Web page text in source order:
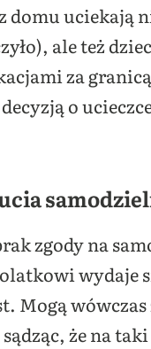
domu uciekają
ale też
za
o
zgody na
wydaje
Mogą
że na